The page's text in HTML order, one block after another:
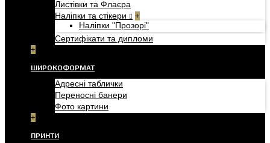
Листівки та Флаєра
Наліпки та стікери
+
Наліпки "Прозорі"
Сертифікати та дипломи
+
ШИРОКОФОРМАТ
Адресні таблички
Переносні банери
Фото картини
+
ПРИНТИ